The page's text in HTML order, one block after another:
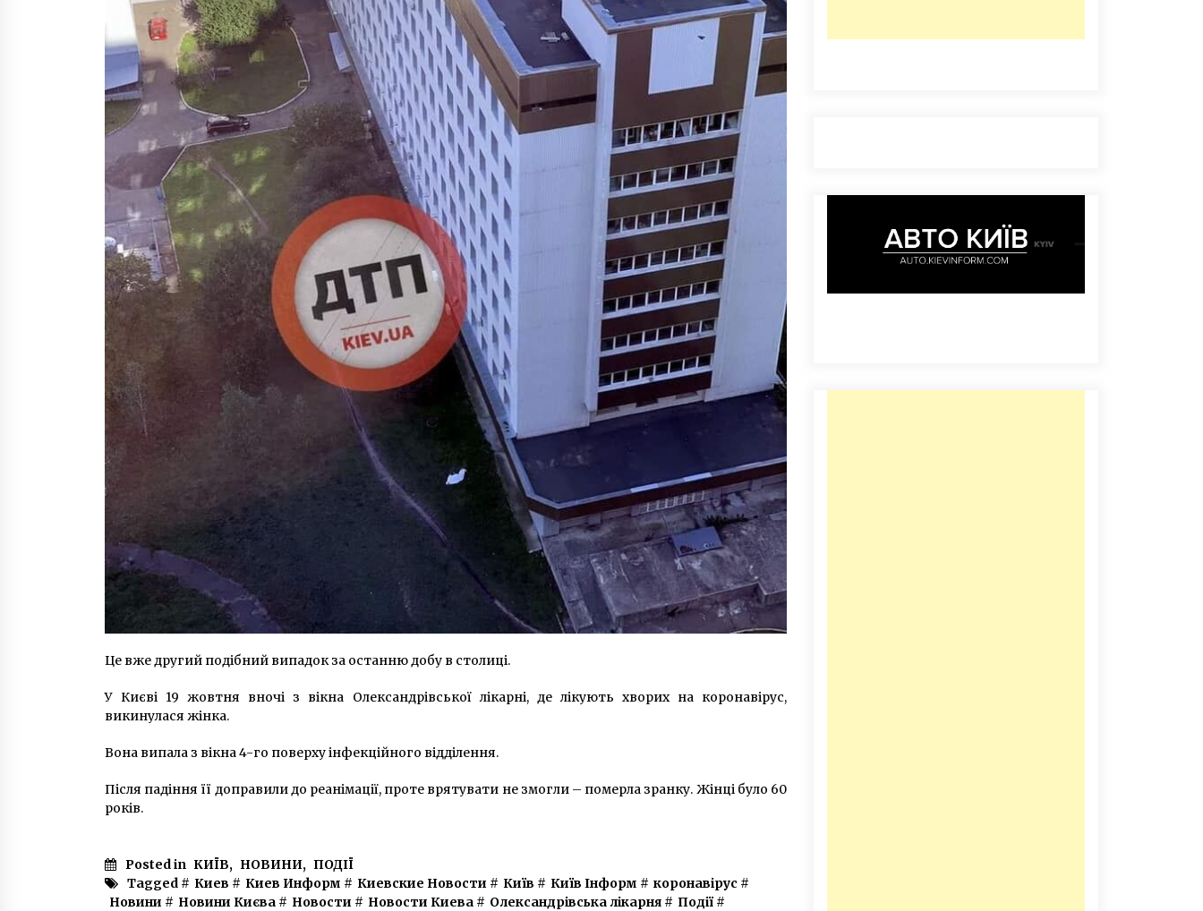
Це вже другий подібний випадок за останню добу в столиці.
У Києві 19 жовтня вночі з вікна Олександрівської лікарні, де лікують хворих на коронавірус,
викинулася жінка.
Вона випала з вікна 4-го поверху інфекційного відділення.
Після падіння її доправили до реанімації, проте врятувати не змогли – померла зранку. Жінці було 60
років.
Posted in КИЇВ, НОВИНИ, ПОДІЇ
Tagged # Киев # Киев Информ # Киевские Новости # Київ # Київ Інформ # коронавірус #
Новини # Новини Києва # Новости # Новости Киева # Олександрівська лікарня # Події #